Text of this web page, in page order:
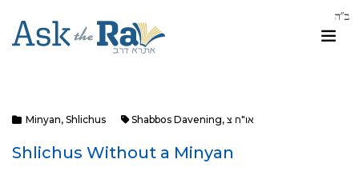
Minyan, Shlichus Shabbos Davening, או"ח צ
Shlichus Without a Minyan